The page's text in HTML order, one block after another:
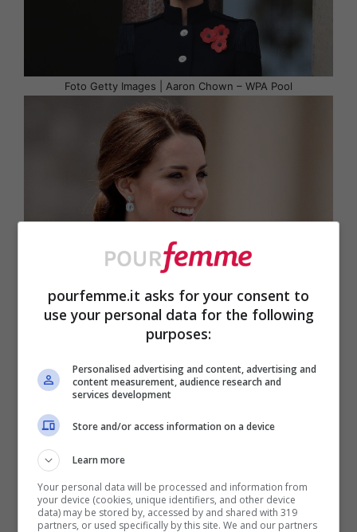
Foto Getty Images | Aaron Chown – WPA Pool
Foto Shutterstock | Isaaack
Il colore del capelli di Kate
Middleton
Ha sempre sfoggiato un
naturale,Kate Middleton nel corso degli
anni ha, però, personalizzato il suo colore.
Il nocciola dalle tonalità calde è stato
sostituito nell’estate 2020 dasfumature
pourfemme.it asks for your consent to
use your personal data for the following
purposes:
Personalised advertising and content, advertising and
content measurement, audience research and
services development
Store and/or access information on a device
Learn more
Your personal data will be processed and information from
your device (cookies, unique identifiers, and other device
data) may be stored by, accessed by and shared with 319
partners, or used specifically by this site. We and our partners